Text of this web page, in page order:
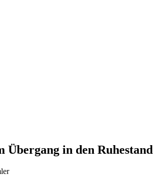
in den Ruhestand